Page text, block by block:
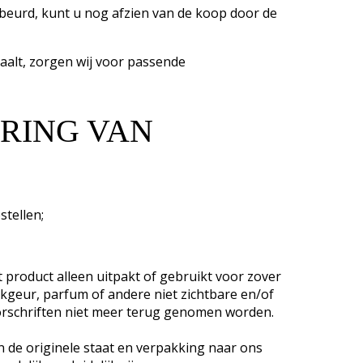
kunt u nog afzien van de koop door de
zorgen wij voor passende
VAN
product alleen uitpakt of gebruikt voor zover
parfum of andere niet zichtbare en/of
niet meer terug genomen worden.
originele staat en verpakking naar ons